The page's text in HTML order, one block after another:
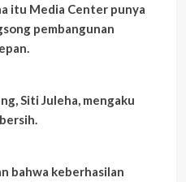
itu Media Center punya
pembangunan
Siti Juleha, mengaku
bahwa keberhasilan